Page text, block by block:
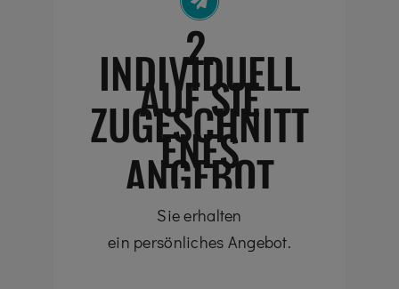
2.
INDIVIDUELL
AUF SIE
ZUGESCHNITT
ENES
ANGEBOT
Sie erhalten
ein persönliches Angebot.